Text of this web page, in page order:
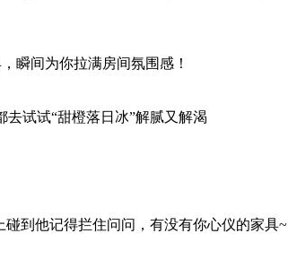
瞬间为你拉满房间氛围感！
试试“甜橙落日冰”解腻又解渴
碰到他记得拦住问问，有没有你心仪的家具~